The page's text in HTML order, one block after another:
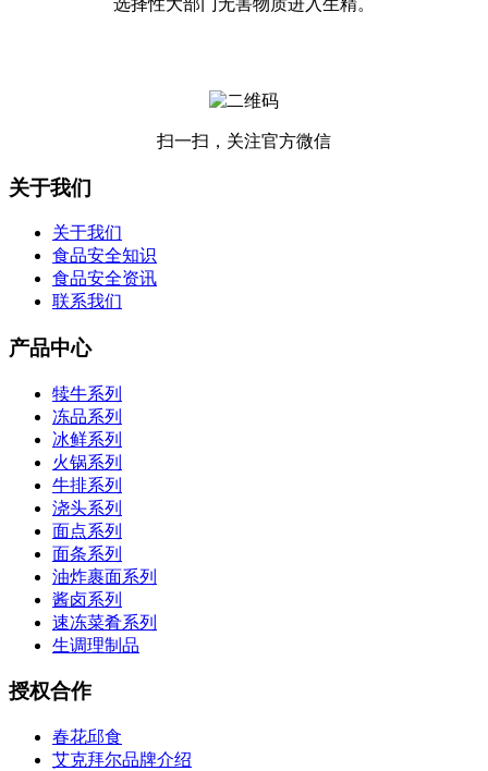
扫一扫，关注官方微信
关于我们
关于我们
食品安全知识
食品安全资讯
联系我们
产品中心
犊牛系列
冻品系列
冰鲜系列
火锅系列
牛排系列
浇头系列
面点系列
面条系列
油炸裹面系列
酱卤系列
速冻菜肴系列
生调理制品
授权合作
春花邱食
艾克拜尔品牌介绍